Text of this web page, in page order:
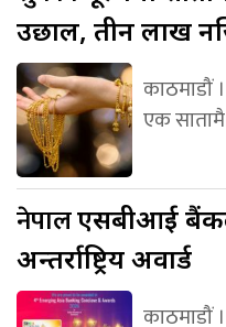
उछाल, तीन लाख
काठमाडौं
एक
नेपालएसबीआई
अन्तर्राष्ट्रिय अवार्ड